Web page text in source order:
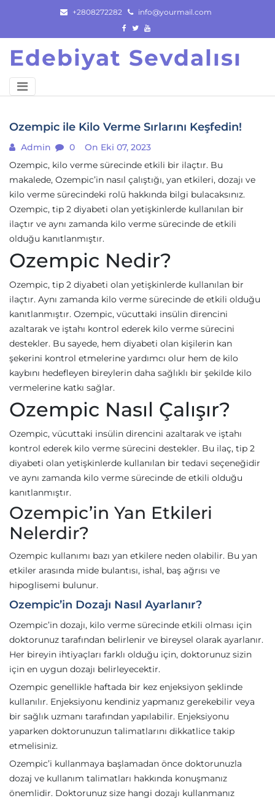
content
+2808272282 info@yourmail.com
Edebiyat Sevdalısı
Ozempic ile Kilo Verme Sırlarını Keşfedin!
Admin 0
On Eki 07, 2023
Ozempic, kilo verme sürecinde etkili bir ilaçtır. Bu
makalede, Ozempic’in nasıl çalıştığı, yan etkileri, dozajı ve
kilo verme sürecindeki rolü hakkında bilgi bulacaksınız.
Ozempic, tip 2 diyabeti olan yetişkinlerde kullanılan bir
ilaçtır ve aynı zamanda kilo verme sürecinde de etkili
olduğu kanıtlanmıştır.
Ozempic Nedir?
Ozempic, tip 2 diyabeti olan yetişkinlerde kullanılan bir
ilaçtır. Aynı zamanda kilo verme sürecinde de etkili olduğu
kanıtlanmıştır. Ozempic, vücuttaki insülin direncini
azaltarak ve iştahı kontrol ederek kilo verme sürecini
destekler. Bu sayede, hem diyabeti olan kişilerin kan
şekerini kontrol etmelerine yardımcı olur hem de kilo
kaybını hedefleyen bireylerin daha sağlıklı bir şekilde kilo
vermelerine katkı sağlar.
Ozempic Nasıl Çalışır?
Ozempic, vücuttaki insülin direncini azaltarak ve iştahı
kontrol ederek kilo verme sürecini destekler. Bu ilaç, tip 2
diyabeti olan yetişkinlerde kullanılan bir tedavi seçeneğidir
ve aynı zamanda kilo verme sürecinde de etkili olduğu
kanıtlanmıştır.
Ozempic’in Yan Etkileri
Nelerdir?
Ozempic kullanımı bazı yan etkilere neden olabilir. Bu yan
etkiler arasında mide bulantısı, ishal, baş ağrısı ve
hipoglisemi bulunur.
Ozempic’in Dozajı Nasıl Ayarlanır?
Ozempic’in dozajı, kilo verme sürecinde etkili olması için
doktorunuz tarafından belirlenir ve bireysel olarak ayarlanır.
Her bireyin ihtiyaçları farklı olduğu için, doktorunuz sizin
için en uygun dozajı belirleyecektir.
Ozempic genellikle haftada bir kez enjeksiyon şeklinde
kullanılır. Enjeksiyonu kendiniz yapmanız gerekebilir veya
bir sağlık uzmanı tarafından yapılabilir. Enjeksiyonu
yaparken doktorunuzun talimatlarını dikkatlice takip
etmelisiniz.
Ozempic’i kullanmaya başlamadan önce doktorunuzla
dozaj ve kullanım talimatları hakkında konuşmanız
önemlidir. Doktorunuz size hangi dozajı kullanmanız